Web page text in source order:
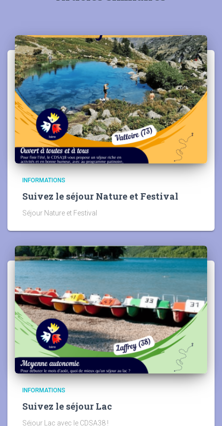
INFORMATIONS
Suivez le séjour Nature et Festival
Séjour Nature et Festival
INFORMATIONS
Suivez le séjour Lac
Séjour Lac avec le CDSA38 !